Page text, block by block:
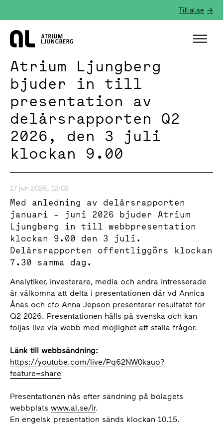
Till al.se
Hem
Atrium Ljungberg
bjuder in till
presentation av
delårsrapporten Q2
2026, den 3 juli
klockan 9.00
17 jun 2026, 12:02
Med anledning av delårsrapporten
januari – juni 2026 bjuder Atrium
Ljungberg in till webbpresentation
klockan 9.00 den 3 juli.
Delårsrapporten offentliggörs klockan
7.30 samma dag.
Analytiker, investerare, media och andra intresserade
är välkomna att delta i presentationen där vd Annica
Ånäs och cfo Anna Jepson presenterar resultatet för
Q2 2026. Presentationen hålls på svenska och kan
följas live via webb med möjlighet att ställa frågor.
Länk till webbsändning:
https://youtube.com/live/Pq62NW0kauo?
feature=share
Presentationen nås efter sändning på bolagets
webbplats www.al.se/ir.
En engelsk presentation sänds klockan 10.15.